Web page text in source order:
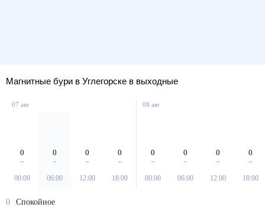
Магнитные бури в Углегорске в выходные
07 авг
0
00:00
0
06:00
0
12:00
0
18:00
08 авг
0
00:00
0
06:00
0
12:00
0
18:00
0
Спокойное